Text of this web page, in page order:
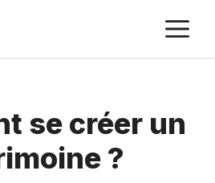
se créer un
?